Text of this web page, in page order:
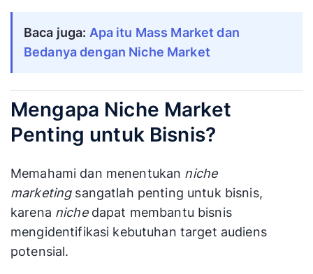
Baca juga: Apa itu Mass Market dan
Bedanya dengan Niche Market
Mengapa Niche Market
Penting untuk Bisnis?
Memahami dan menentukan niche
marketing sangatlah penting untuk bisnis,
karena niche dapat membantu bisnis
mengidentifikasi kebutuhan target audiens
potensial.